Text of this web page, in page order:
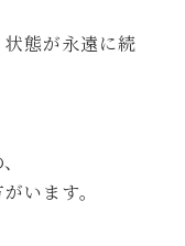
態が永遠に続
います。